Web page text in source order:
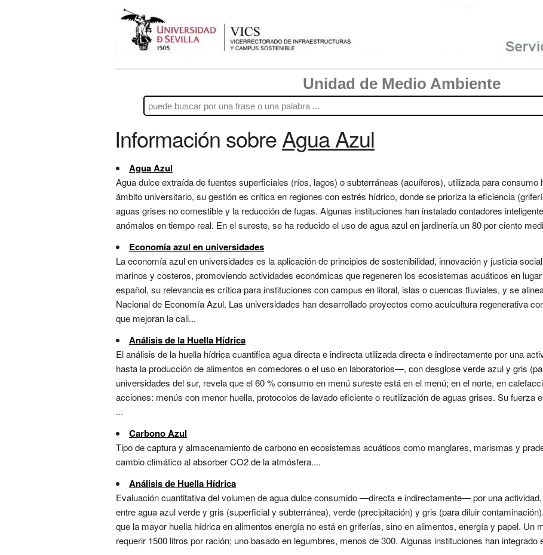
Unidad de Medio Ambiente
Información sobreAgua Azul
Agua Azul
Agua dulce extraída de fuentes superficiales (ríos, lagos) o subterráneas (acuíferos), utilizada para consumo
ámbito universitario, su gestión es crítica en regiones con estrés hídrico, donde se prioriza la eficiencia
aguas grises no comestible y la reducción de fugas. Algunas instituciones han instalado contadores
anómalos en tiempo real. En el sureste, se ha reducido el uso de agua azul en jardinería un 80 por ciento
Economía azul en universidades
La economía azul en universidades es la aplicación de principios de sostenibilidad, innovación y justicia
marinos y costeros, promoviendo actividades económicas que regeneren los ecosistemas acuáticos en
español, su relevancia es crítica para instituciones con campus en litoral, islas o cuencas fluviales, y se
Nacional de Economía Azul. Las universidades han desarrollado proyectos como acuicultura regenerativa
que mejoran la cali...
Análisis de la Huella Hídrica
El análisis de la huella hídrica cuantifica agua directa e indirecta utilizada directa e indirectamente por una
hasta la producción de alimentos en comedores o el uso en laboratorios—, con desglose verde azul y gris
universidades del sur, revela que el 60 % consumo en menú sureste está en el menú; en el norte, en
acciones: menús con menor huella, protocolos de lavado eficiente o reutilización de aguas grises. Su fuerza
...
Carbono Azul
Tipo de captura y almacenamiento de carbono en ecosistemas acuáticos como manglares, marismas y
cambio climático al absorber CO2 de la atmósfera....
Análisis de Huella Hídrica
Evaluación cuantitativa del volumen de agua dulce consumido —directa e indirectamente— por una
entre agua azul verde y gris (superficial y subterránea), verde (precipitación) y gris (para diluir
que la mayor huella hídrica en alimentos energía no está en griferías, sino en alimentos, energía y papel. Un
requerir 1500 litros por ración; uno basado en legumbres, menos de 300. Algunas instituciones han